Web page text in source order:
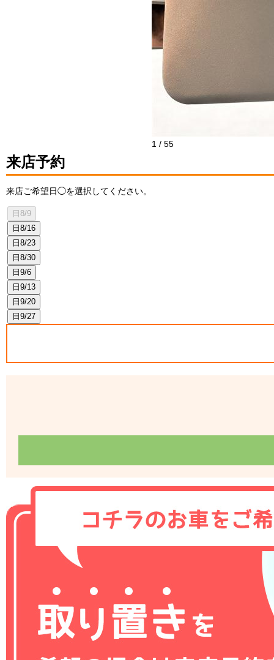
1 / 55
来店予約
来店ご希望日◯を選択してください。
日 8/9
日 8/16
日 8/23
日 8/30
日 9/6
日 9/13
日 9/20
日 9/27